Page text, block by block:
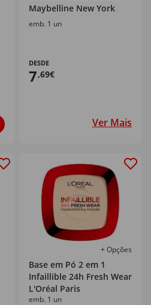
Maybelline New York
emb. 1 un
DESDE
7,69€
Ver Mais
+ Opções
Base em Pó 2 em 1
Infaillible 24h Fresh Wear
L'Oréal Paris
emb. 1 un